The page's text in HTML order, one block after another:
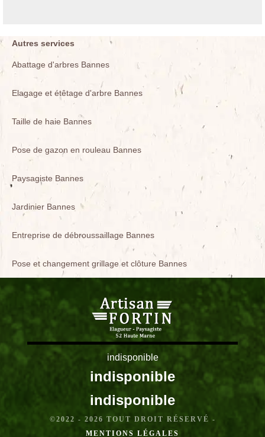
Autres services
Abattage d'arbres Bannes
Elagage et étêtage d'arbre Bannes
Taille de haie Bannes
Pose de gazon en rouleau Bannes
Paysagiste Bannes
Jardinier Bannes
Entreprise de débroussaillage Bannes
Pose et changement grillage et clôture Bannes
indisponible
indisponible
indisponible
©2022 - 2026 TOUT DROIT RÉSERVÉ -
MENTIONS LÉGALES